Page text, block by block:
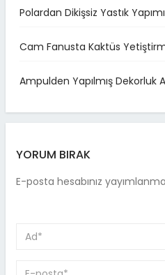
Polardan Dikişsiz Yastık Yapımı
Cam Fanusta Kaktüs
Ampulden Yapılmış Dekorluk
YORUM BIRAK
E-posta hesabınız